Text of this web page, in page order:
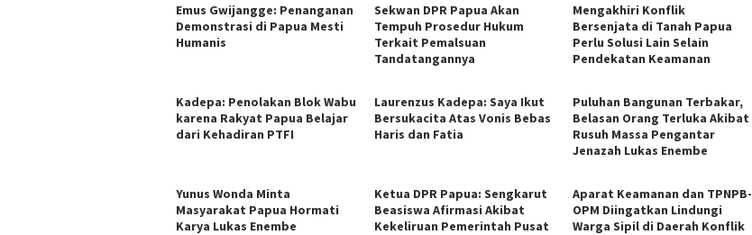
Emus Gwijangge: Penanganan
Demonstrasi di Papua Mesti
Humanis
Sekwan DPR Papua Akan
Tempuh Prosedur Hukum
Terkait Pemalsuan
Tandatangannya
Mengakhiri Konflik
Bersenjata di Tanah Papua
Perlu Solusi Lain Selain
Pendekatan Keamanan
Kadepa: Penolakan Blok Wabu
karena Rakyat Papua Belajar
dari Kehadiran PTFI
Laurenzus Kadepa: Saya Ikut
Bersukacita Atas Vonis Bebas
Haris dan Fatia
Puluhan Bangunan Terbakar,
Belasan Orang Terluka Akibat
Rusuh Massa Pengantar
Jenazah Lukas Enembe
Yunus Wonda Minta
Masyarakat Papua Hormati
Karya Lukas Enembe
Ketua DPR Papua: Sengkarut
Beasiswa Afirmasi Akibat
Kekeliruan Pemerintah Pusat
Aparat Keamanan dan TPNPB-
OPM Diingatkan Lindungi
Warga Sipil di Daerah Konflik